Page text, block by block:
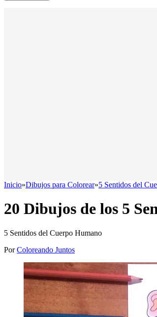
Inicio»Dibujos para Colorear»5 Sentidos del
20 Dibujos de los 5
5 Sentidos del Cuerpo Humano
PorColoreando Juntos